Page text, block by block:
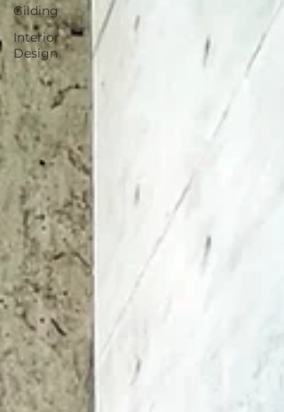
Gilding
Interior
Design